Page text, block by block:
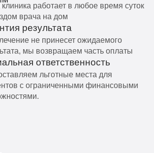
работает в любое время суток
врача на дом
результата
не принесет ожидаемого
мы возвращаем часть оплаты
ответственность
льготные места для
с ограниченными финансовыми